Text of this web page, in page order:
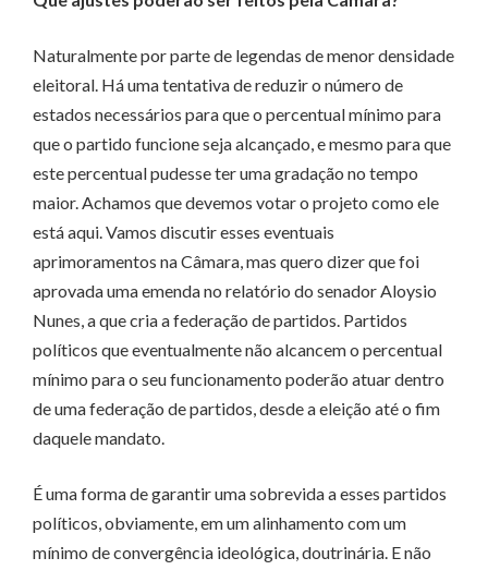
Naturalmente por parte de legendas de menor densidade
eleitoral. Há uma tentativa de reduzir o número de
estados necessários para que o percentual mínimo para
que o partido funcione seja alcançado, e mesmo para que
este percentual pudesse ter uma gradação no tempo
maior. Achamos que devemos votar o projeto como ele
está aqui. Vamos discutir esses eventuais
aprimoramentos na Câmara, mas quero dizer que foi
aprovada uma emenda no relatório do senador Aloysio
Nunes, a que cria a federação de partidos. Partidos
políticos que eventualmente não alcancem o percentual
mínimo para o seu funcionamento poderão atuar dentro
de uma federação de partidos, desde a eleição até o fim
daquele mandato.
É uma forma de garantir uma sobrevida a esses partidos
políticos, obviamente, em um alinhamento com um
mínimo de convergência ideológica, doutrinária. E não